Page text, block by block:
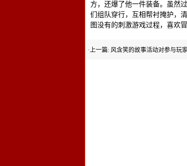
方，还爆了他一件装备。虽然
们组队穿行，互相帮衬掩护，
图没有的刺激游戏过程，喜欢
·上一篇: 风含笑的故事活动对参与玩